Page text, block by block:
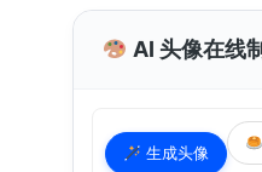
AI 头像在线
生成头像